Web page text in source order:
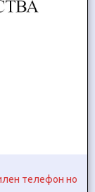
телефон но